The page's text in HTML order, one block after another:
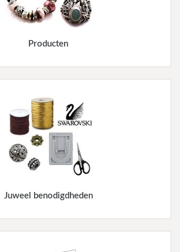
Producten
Juweel benodigdheden